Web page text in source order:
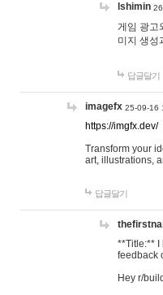
lshimin
게임 광고
미지 생성
답글달기
imagefx 25-09-16
https://imgfx.dev/
Transform your
art, illustrations,
답글달기
**Title:** I
feedback
Hey r/